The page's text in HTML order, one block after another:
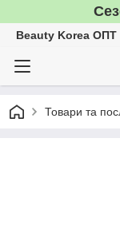
Beauty Korea ОПТ
Товари та